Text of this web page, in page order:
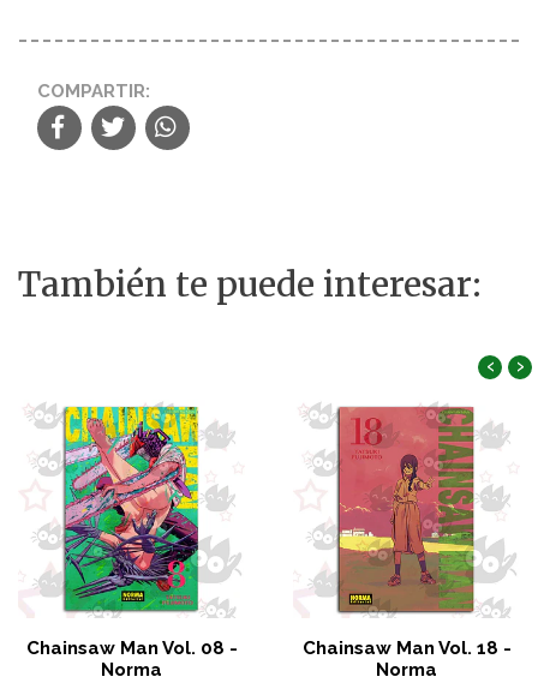
COMPARTIR:
También te puede interesar:
Chainsaw Man Vol. 08 -
Norma
Chainsaw Man Vol. 18 -
Norma
‹ ›